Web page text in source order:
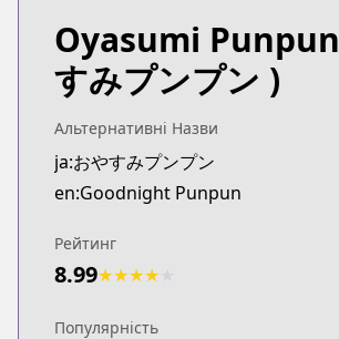
Oyasumi Punpun
すみプンプン )
Альтернативні Назви
ja:おやすみプンプン
en:Goodnight Punpun
Рейтинг
8.99★★★★
Популярність